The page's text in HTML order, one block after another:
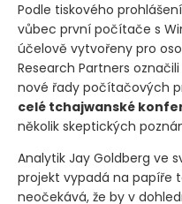
Podle tiskového
vůbec první počítače s
účelově vytvořeny pro
Research Partners
nové řady počítačových
celé tchajwanské
několik skeptických
Analytik Jay Goldberg ve
projekt vypadá na papíře
neočekává, že by v